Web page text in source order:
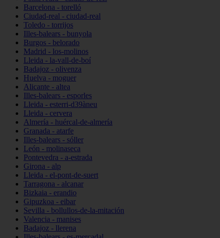
Barcelona - torelló
Ciudad-real - ciudad-real
Toledo - torrijos
Illes-balears - bunyola
Burgos - belorado
Madrid - los-molinos
Lleida - la-vall-de-boí
Badajoz - olivenza
Huelva - moguer
Alicante - altea
Illes-balears - esporles
Lleida - esterri-d39àneu
Lleida - cervera
Almería - huércal-de-almería
Granada - atarfe
Illes-balears - sóller
León - molinaseca
Pontevedra - a-estrada
Girona - alp
Lleida - el-pont-de-suert
Tarragona - alcanar
Bizkaia - erandio
Gipuzkoa - eibar
Sevilla - bollullos-de-la-mitación
Valencia - manises
Badajoz - llerena